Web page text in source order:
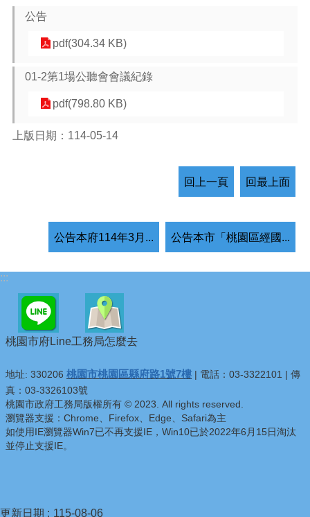
公告
pdf(304.34 KB)
01-2第1場公聽會會議紀錄
pdf(798.80 KB)
上版日期：114-05-14
回上一頁 回最上面
公告本府114年3月... 公告本市「桃園區經國...
:::
桃園市府Line工務局怎麼去
地址: 330206 桃園市桃園區縣府路1號7樓 | 電話：03-3322101 | 傳
真：03-3326103號
桃園市政府工務局版權所有 © 2023. All rights reserved.
瀏覽器支援：Chrome、Firefox、Edge、Safari為主
如使用IE瀏覽器Win7已不再支援IE，Win10已於2022年6月15日淘汰
並停止支援IE。
更新日期 115-08-06